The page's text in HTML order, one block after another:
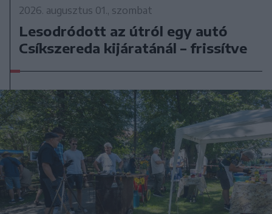
2026. augusztus 01., szombat
Lesodródott az útról egy autó
Csíkszereda kijáratánál – frissítve